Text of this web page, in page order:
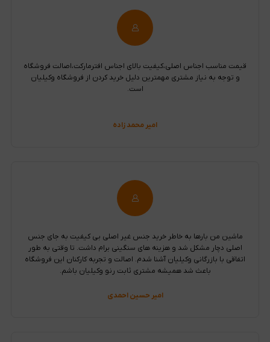
قیمت مناسب اجناس اصلی،کیفیت بالای اجناس افترمارکت،اصالت فروشگاه
و توجه به نیاز مشتری مهمترین دلیل خرید کردن از فروشگاه وکیلیان
است.
امیر محمد زاده
ماشین من بارها به خاطر خرید جنس غیر اصلی بی کیفیت به جای جنس
اصلی دچار مشکل شد و هزینه های سنگینی برام داشت. تا وقتی به طور
اتفاقی با بازرگانی وکیلیان آشنا شدم. اصالت و تجربه کارکنان این فروشگاه
باعث شد همیشه مشتری ثابت رنو وکیلیان باشم.
امیر حسین احمدی